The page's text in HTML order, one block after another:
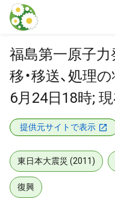
本文に飛ぶ
福島第一原子
移・移送、処理
6月24日18時;
提供元サイトで表示
東日本大震災 (2011)
復興